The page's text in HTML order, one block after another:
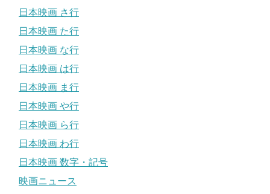
日本映画 さ行
日本映画 た行
日本映画 な行
日本映画 は行
日本映画 ま行
日本映画 や行
日本映画 ら行
日本映画 わ行
日本映画 数字・記号
映画ニュース